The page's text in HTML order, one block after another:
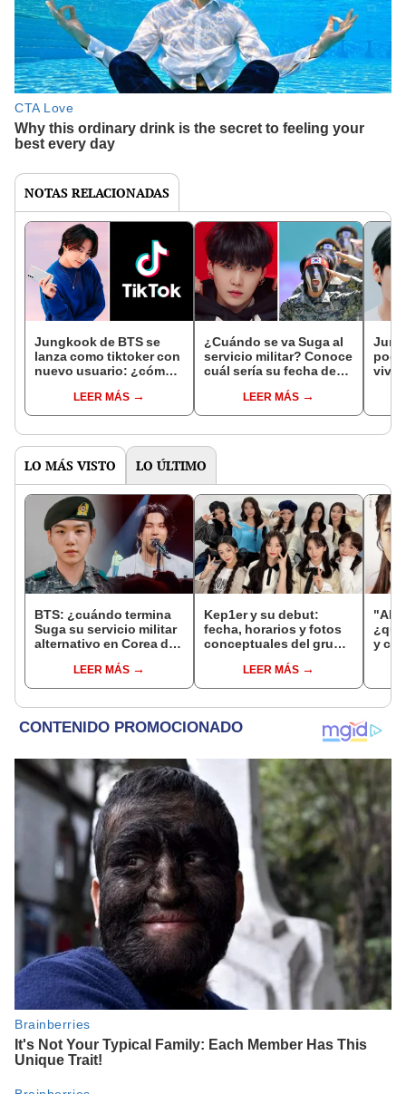
NOTAS RELACIONADAS
Jungkook de BTS se
lanza como tiktoker con
nuevo usuario: ¿cómo
aplicación?
LEER MÁS
¿Cuándo se va Suga al
servicio militar? Conoce
cuál sería su fecha de
LEER MÁS
vivo:
LO MÁS VISTO LO ÚLTIMO
BTS: ¿cuándo termina
Suga su servicio militar
alternativo en Corea del
LEER MÁS
Kep1er y su debut:
fecha, horarios y fotos
conceptuales del grupo
LEER MÁS
y